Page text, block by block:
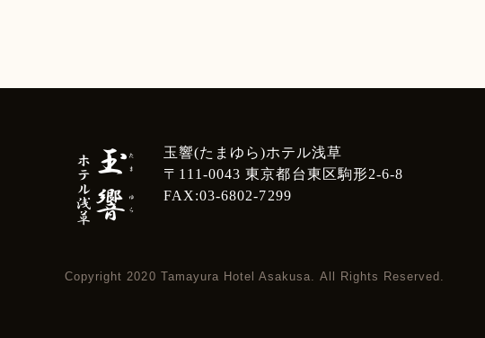
玉響(たまゆら)ホテル浅草
〒111-0043 東京都台東区駒形2-6-8
FAX:03-6802-7299
Copyright 2020 Tamayura Hotel Asakusa. All Rights Reserved.